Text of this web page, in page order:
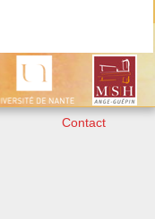
Contact